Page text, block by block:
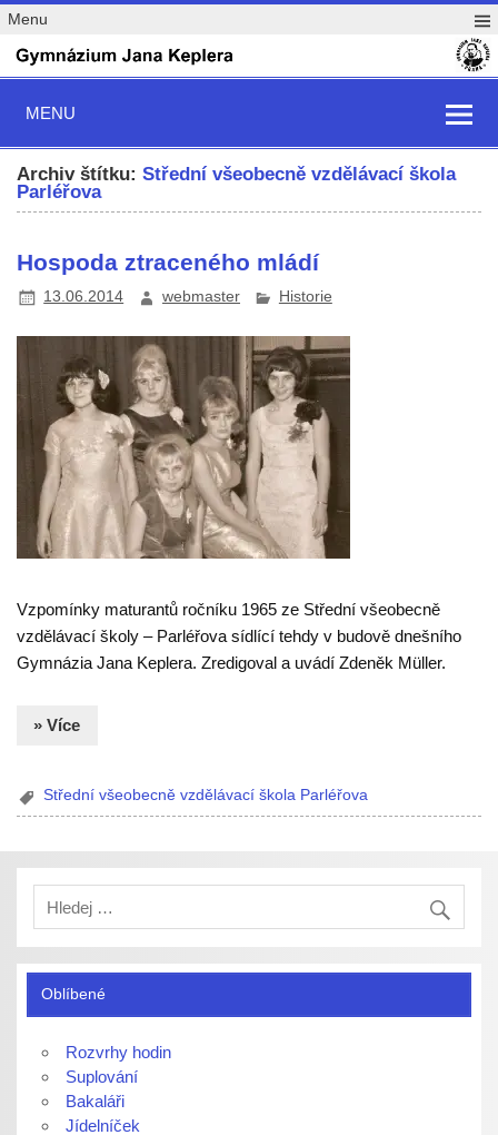
Menu
MENU
Archiv štítku:Střední všeobecně vzdělávací škola
Parléřova
Hospoda ztraceného mládí
13.06.2014 webmaster Historie
Vzpomínky maturantů ročníku 1965 ze Střední všeobecně
vzdělávací školy – Parléřova sídlící tehdy v budově dnešního
Gymnázia Jana Keplera. Zredigoval a uvádí Zdeněk Müller.
» Více
Střední všeobecně vzdělávací škola Parléřova
Oblíbené
Rozvrhy hodin
Suplování
Bakaláři
Jídelníček